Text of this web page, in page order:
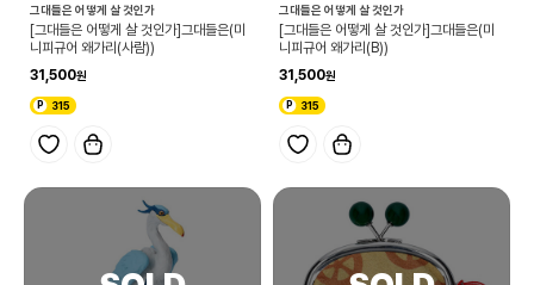
그대들은 어떻게 살 것인가
[그대들은 어떻게 살 것인가]그대들은(미
니피규어 왜가리(사람))
31,500
315
그대들은 어떻게 살 것인가
[그대들은 어떻게 살 것인가]그대들은(미
니피규어 왜가리(B))
31,500
315